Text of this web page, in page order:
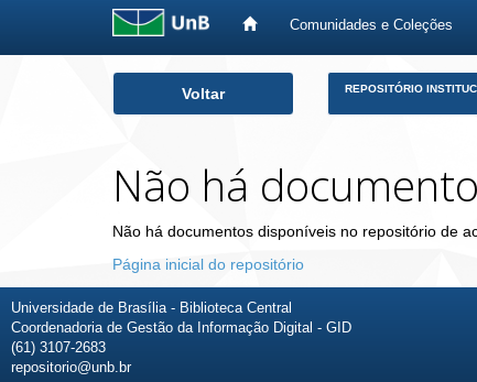
Comunidades e Coleções
Voltar REPOSITÓRIO
Não há
Não há documentos disponíveis no repositório de
Página inicial do repositório
Universidade de Brasília - Biblioteca Central
Coordenadoria de Gestão da Informação Digital - GID
(61) 3107-2683
repositorio@unb.br